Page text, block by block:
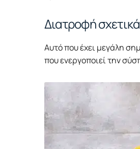
Διατροφή
Αυτό που έχει μεγάλη
που ενεργοποιεί την